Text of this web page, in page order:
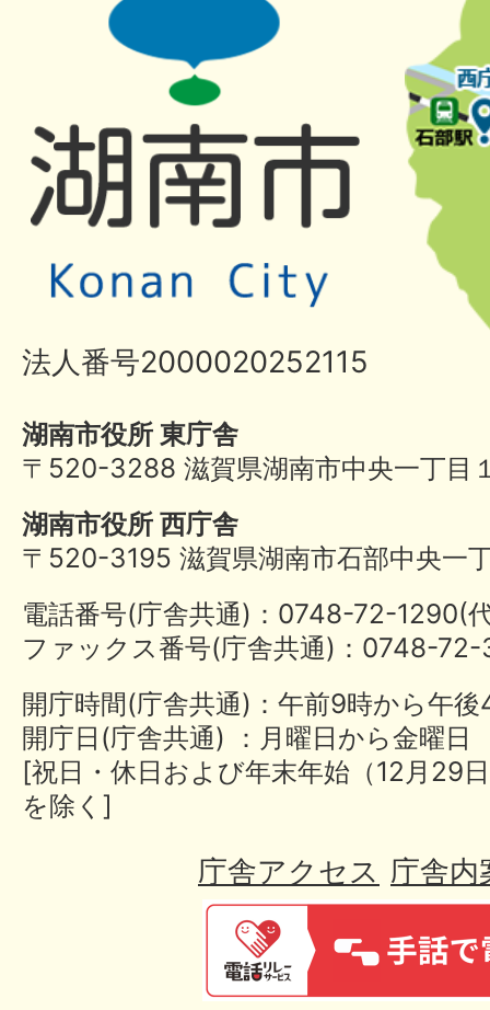
法人番号2000020252115
湖南市役所 東庁舎
〒520-3288 滋賀県湖南市中央一丁目
湖南市役所 西庁舎
〒520-3195 滋賀県湖南市石部中央一
電話番号(庁舎共通)：0748-72-
ファックス番号(庁舎共通)：0748-
開庁時間(庁舎共通)：午前9時から午
開庁日(庁舎共通) ：月曜日から金曜日
[祝日・休日および年末年始（12月29
を除く]
庁舎アクセス 庁舎内